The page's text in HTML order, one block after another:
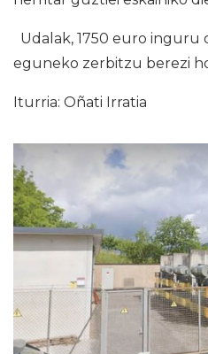
Udalak, 1750 euro
eguneko zerbitzu berezi
Iturria: Oñati Irratia